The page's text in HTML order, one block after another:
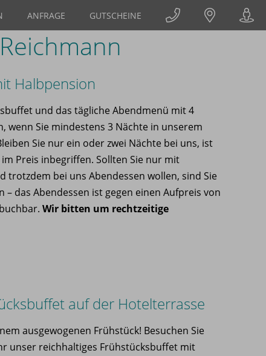
ANFRAGE GUTSCHEINE
Halbpension
und das tägliche Abendmenü mit 4
wenn Sie mindestens 3 Nächte in unserem
Sie nur ein oder zwei Nächte bei uns, ist
Preis inbegriffen. Sollten Sie nur mit
trotzdem bei uns Abendessen wollen, sind Sie
das Abendessen ist gegen einen Aufpreis von
Wir bitten um rechtzeitige
auf der Hotelterrasse
ausgewogenen Frühstück! Besuchen Sie
unser reichhaltiges Frühstücksbuffet mit